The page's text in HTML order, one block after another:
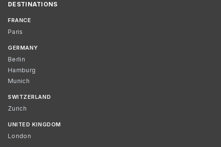
DESTINATIONS
FRANCE
Paris
GERMANY
Berlin
Hamburg
Munich
SWITZERLAND
Zurich
UNITED KINGDOM
London